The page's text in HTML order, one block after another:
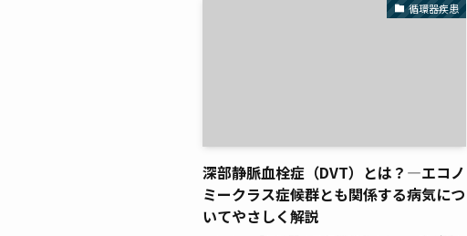
循環器疾患
深部静脈血栓症（DVT）とは？―エコノ
ミークラス症候群とも関係する病気につ
いてやさしく解説